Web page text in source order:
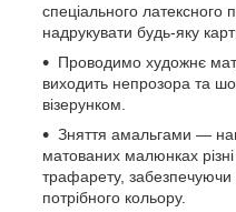
спеціального латексного
надрукувати будь-яку
Проводимо художнє
виходить непрозора та
візерунком.
Зняття амальгами —
матованих малюнках
трафарету, забезпечуючи
потрібного кольору.